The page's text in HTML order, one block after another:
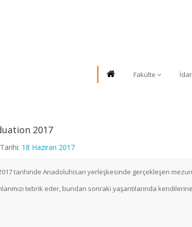
Fakülte
2017
18 Haziran 2017
tarihinde Anadoluhisarı yerleşkesinde gerçekleşen
tebrik eder, bundan sonraki yaşantılarında